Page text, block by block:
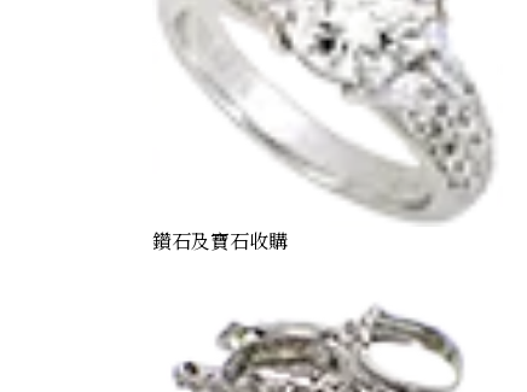
鑽石及寶石收購